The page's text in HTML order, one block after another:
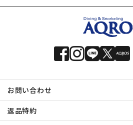
お問い合わせ
返品特約